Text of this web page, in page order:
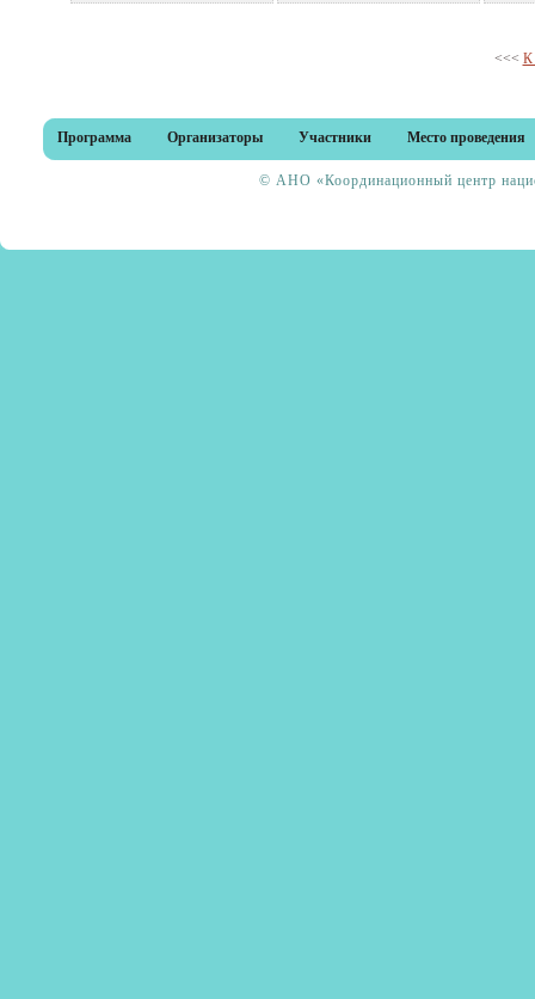
<<< К
Программа Организаторы Участники Место проведения
© АНО «Координационный центр